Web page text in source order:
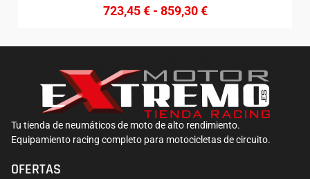
723,45€ - 859,30€
Tu tienda de neumáticos de moto de alto rendimiento.
Equipamiento racing completo para motocicletas de circuito.
OFERTAS